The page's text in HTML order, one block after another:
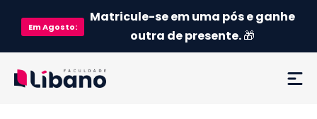
EmAgosto:
Matricule-se em uma pós e ganhe
outra de presente.🎁